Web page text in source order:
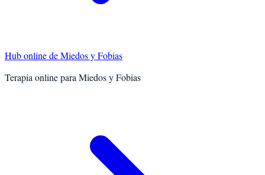
Hub online deMiedos y Fobias
Terapia online para Miedos y Fobias